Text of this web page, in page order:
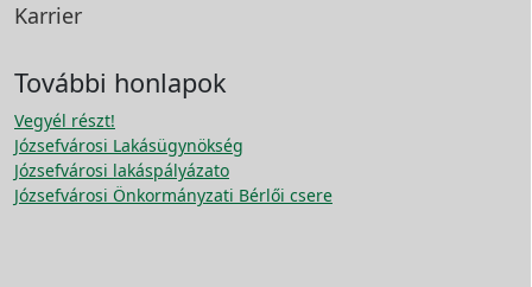
Karrier
További honlapok
Vegyél részt!
Józsefvárosi Lakásügynökség
Józsefvárosi lakáspályázato
Józsefvárosi Önkormányzati Bérlői csere